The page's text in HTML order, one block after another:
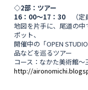
◇2部：ツアー
16：00〜17：30
（
地図を片手に、尾道の
ポット、
開催中の「OPEN
品などを巡るツアー
コース：なかた美術館
http://